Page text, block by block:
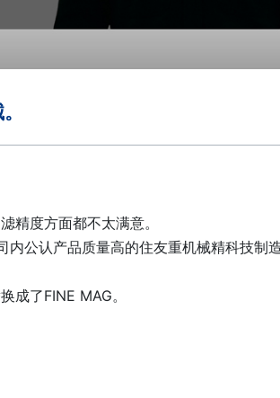
精度方面都不太满意。
公认产品质量高的住友重机械精科技制
成了FINE MAG。